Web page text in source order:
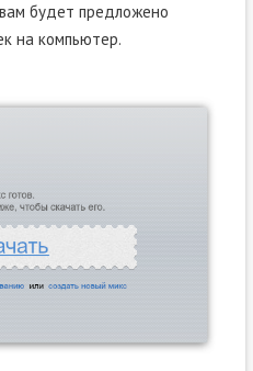
будет предложено
на компьютер.